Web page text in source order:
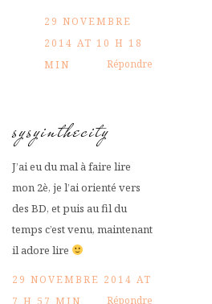
29 NOVEMBRE
2014 AT 10 H 18
MIN
Répondre
sysyinthecity
J’ai eu du mal à faire lire
mon 2è, je l’ai orienté vers
des BD, et puis au fil du
temps c’est venu, maintenant
il adore lire
29 NOVEMBRE 2014 AT
Répondre